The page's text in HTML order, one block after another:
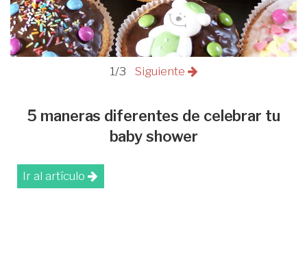
1/3 Siguiente
5 maneras diferentes de celebrar tu
baby shower
Ir al artículo